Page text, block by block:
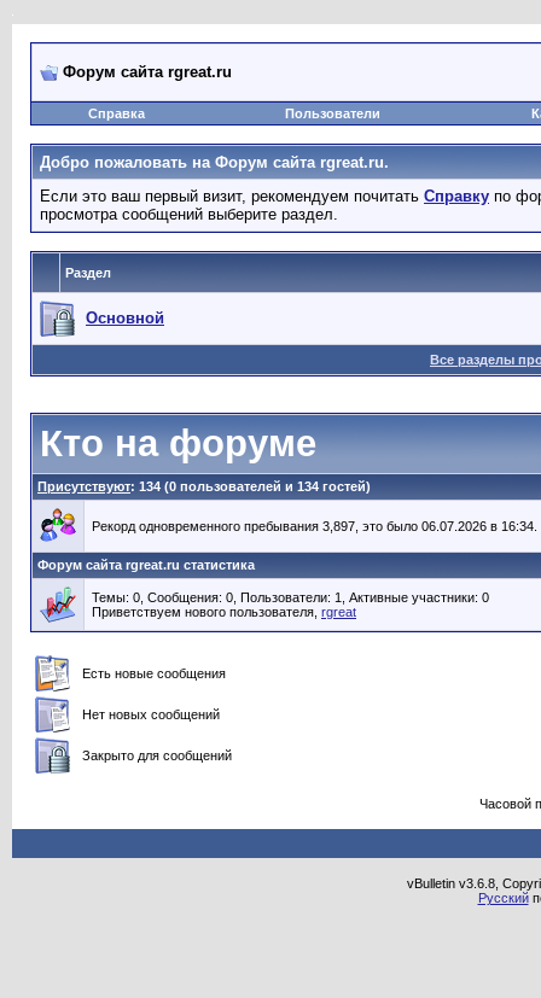
Форум сайта rgreat.ru
Справка Пользователи
Добро пожаловать на Форум сайта rgreat.ru.
Если это ваш первый визит, рекомендуем почитать Справку по
просмотра сообщений выберите раздел.
Раздел
Основной
Все разделы
Кто на форуме
Присутствуют: 134 (0 пользователей и 134 гостей)
Рекорд одновременного пребывания 3,897, это было 06.07.2026 в 16:34.
Форум сайта rgreat.ru статистика
Темы: 0, Сообщения: 0, Пользователи: 1, Активные участники: 0
Приветствуем нового пользователя, rgreat
Есть новые сообщения
Нет новых сообщений
Закрыто для сообщений
Часовой
vBulletin v3.6.8,
Русский